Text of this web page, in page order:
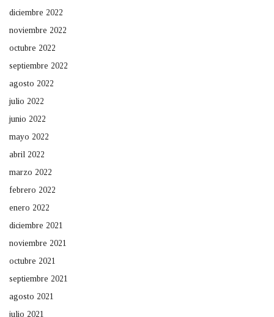
diciembre 2022
noviembre 2022
octubre 2022
septiembre 2022
agosto 2022
julio 2022
junio 2022
mayo 2022
abril 2022
marzo 2022
febrero 2022
enero 2022
diciembre 2021
noviembre 2021
octubre 2021
septiembre 2021
agosto 2021
julio 2021